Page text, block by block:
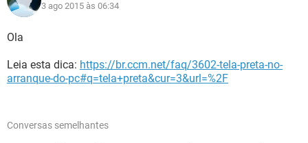
3 ago 2015 às 06:34
Ola
Leia esta dica: https://br.ccm.net/faq/3602-tela-preta-no-
arranque-do-pc#q=tela+preta&cur=3&url=%2F
Conversas semelhantes